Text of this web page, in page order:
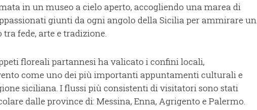
in un museo a cielo aperto, accogliendo una marea di
giunti da ogni angolo della Sicilia per ammirare un
fede, arte e tradizione.
floreali partannesi ha valicato i confini locali,
come uno dei più importanti appuntamenti culturali e
siciliana. I flussi più consistenti di visitatori sono stati
dalle province di: Messina, Enna, Agrigento e Palermo.